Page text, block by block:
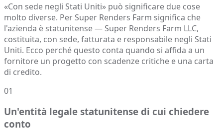
«Con sede negli Stati Uniti» può significare due cose
molto diverse. Per Super Renders Farm significa che
l'azienda è statunitense — Super Renders Farm LLC,
costituita, con sede, fatturata e responsabile negli Stati
Uniti. Ecco perché questo conta quando si affida a un
fornitore un progetto con scadenze critiche e una carta
di credito.
01
Un'entità legale statunitense di cui chiedere
conto